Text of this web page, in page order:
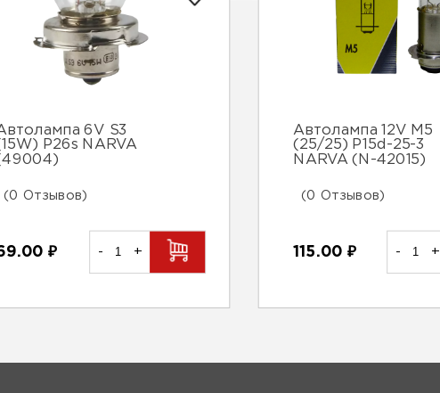
6V S3
P26s NARVA
(0 Отзывов)
₽ - +
Автолампа 12V M5
(25/25) P15d-25-3
NARVA (N-42015)
(0 Отзывов)
115.00 ₽ - +